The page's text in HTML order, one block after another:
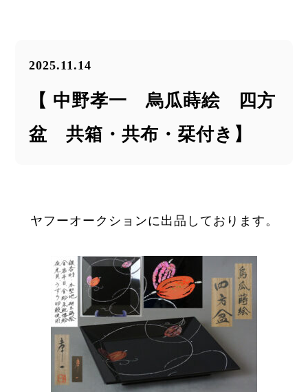
2025.11.14
【 中野孝一 烏瓜蒔絵 四方
盆 共箱・共布・栞付き】
ヤフーオークションに出品しております。